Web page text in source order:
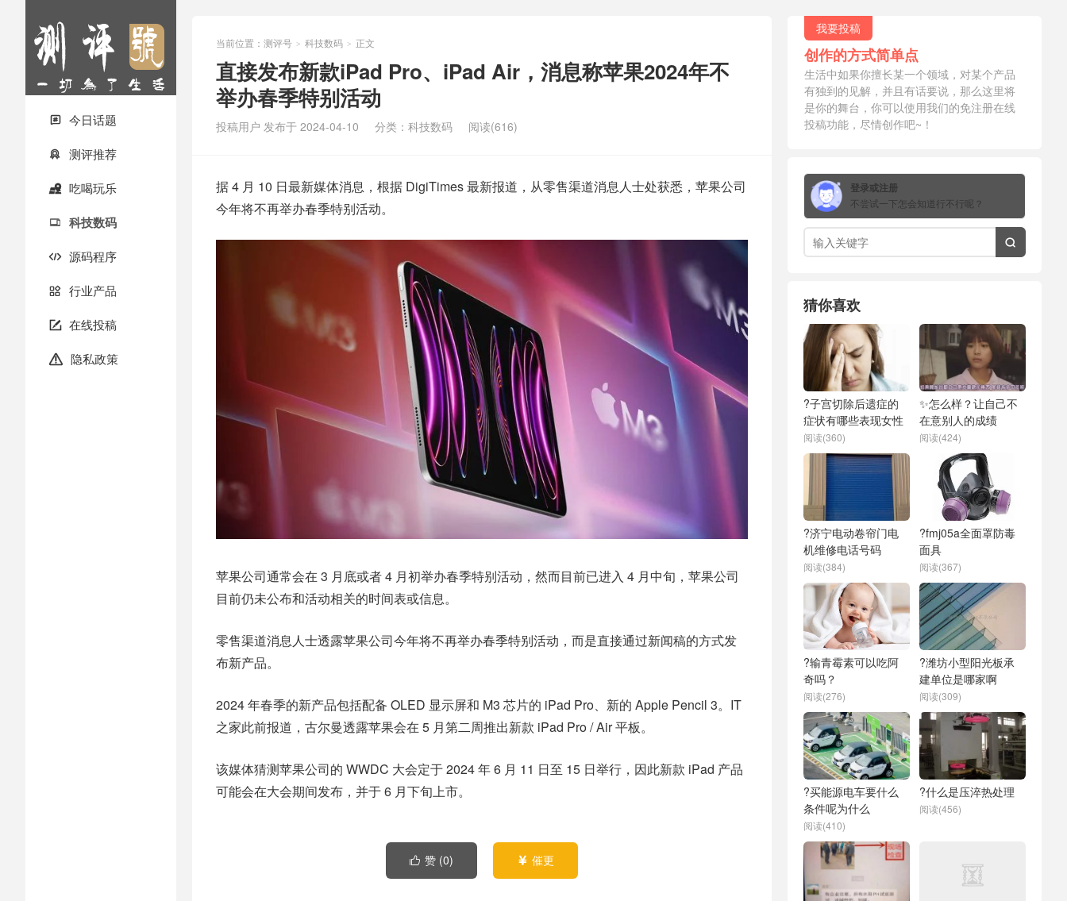
 今日话题
 测评推荐
 吃喝玩乐
 科技数码
 源码程序
 行业产品
 在线投稿
 隐私政策
当前位置： 测评号 > 科技数码 > 正文
直接发布新款iPad Pro、iPad Air，消息称苹果2024年不
举办春季特别活动
投稿用户 发布于 2024-04-10 分类： 科技数码 阅读(616)
据 4 月 10 日最新媒体消息，根据 DigiTimes 最新报道，从零售渠道消息人士处获悉，苹果公司
今年将不再举办春季特别活动。
苹果公司通常会在 3 月底或者 4 月初举办春季特别活动，然而目前已进入 4 月中旬，苹果公司
目前仍未公布和活动相关的时间表或信息。
零售渠道消息人士透露苹果公司今年将不再举办春季特别活动，而是直接通过新闻稿的方式发
布新产品。
2024 年春季的新产品包括配备 OLED 显示屏和 M3 芯片的 iPad Pro、新的 Apple Pencil 3。IT
之家此前报道，古尔曼透露苹果会在 5 月第二周推出新款 iPad Pro / Air 平板。
该媒体猜测苹果公司的 WWDC 大会定于 2024 年 6 月 11 日至 15 日举行，因此新款 iPad 产品
可能会在大会期间发布，并于 6 月下旬上市。
 赞 (0)  催更
我要投稿
创作的方式简单点
生活中如果你擅长某一个领域，对某个产品
有独到的见解，并且有话要说，那么这里将
是你的舞台，你可以使用我们的免注册在线
投稿功能，尽情创作吧~！
登录或注册
不尝试一下怎会知道行不行呢？

猜你喜欢
?子宫切除后遗症的
症状有哪些表现女性
阅读(360)
✨怎么样？让自己不
在意别人的成绩
阅读(424)
?济宁电动卷帘门电
机维修电话号码
阅读(384)
?fmj05a全面罩防毒
面具
阅读(367)
?输青霉素可以吃阿
奇吗？
阅读(276)
?潍坊小型阳光板承
建单位是哪家啊
阅读(309)
?买能源电车要什么
条件呢为什么
阅读(410)
?什么是压淬热处理
阅读(456)